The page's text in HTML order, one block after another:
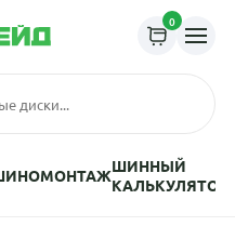
0
ШИННЫЙ
КАЛЬКУЛЯТОР